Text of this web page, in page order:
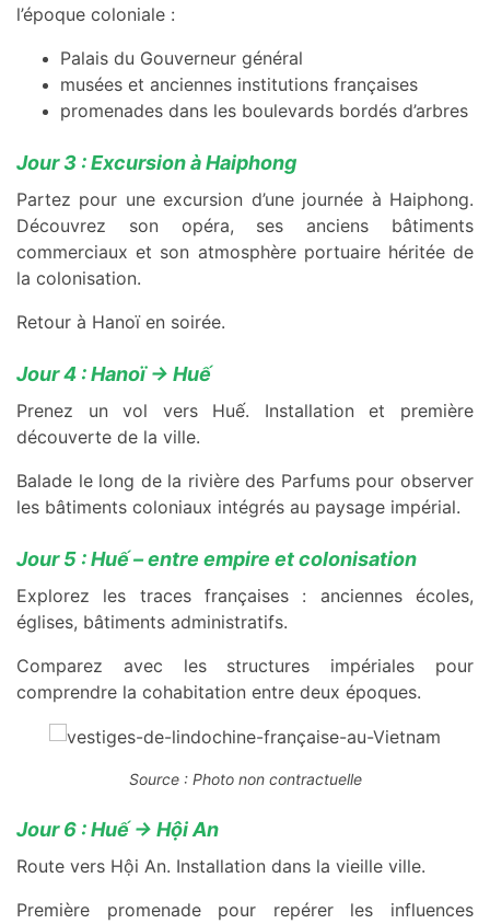
l’époque coloniale :
Palais du Gouverneur général
musées et anciennes institutions françaises
promenades dans les boulevards bordés d’arbres
Jour 3 : Excursion à Haiphong
Partez pour une excursion d’une journée à Haiphong.
Découvrez son opéra, ses anciens bâtiments
commerciaux et son atmosphère portuaire héritée de
la colonisation.
Retour à Hanoï en soirée.
Jour 4 : Hanoï → Huế
Prenez un vol vers Huế. Installation et première
découverte de la ville.
Balade le long de la rivière des Parfums pour observer
les bâtiments coloniaux intégrés au paysage impérial.
Jour 5 : Huế – entre empire et colonisation
Explorez les traces françaises : anciennes écoles,
églises, bâtiments administratifs.
Comparez avec les structures impériales pour
comprendre la cohabitation entre deux époques.
Source : Photo non contractuelle
Jour 6 : Huế → Hội An
Route vers Hội An. Installation dans la vieille ville.
Première promenade pour repérer les influences